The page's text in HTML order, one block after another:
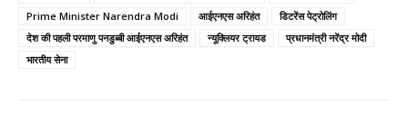
Prime Minister Narendra Modi
आईएनएस अरिहंत
डिटरेंस पेट्रोलिंग
देश की पहली परमाणु पनडुब्बी आईएनएस अरिहंत
न्यूक्लियर ट्रायड
प्रधानमंत्री नरेंद्र मोदी
भारतीय सेना